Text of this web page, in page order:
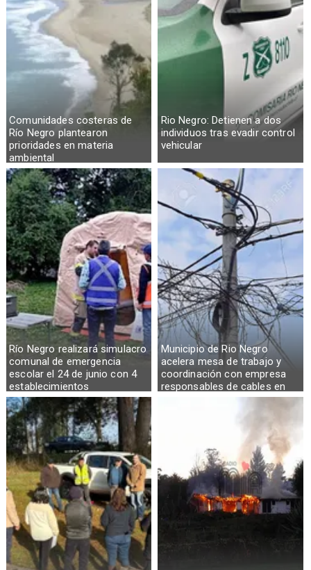
Comunidades costeras de
Río Negro plantearon
prioridades en materia
ambiental
Rio Negro: Detienen a dos
individuos tras evadir control
vehicular
Río Negro realizará simulacro
comunal de emergencia
escolar el 24 de junio con 4
establecimientos
Municipio de Rio Negro
acelera mesa de trabajo y
coordinación con empresa
responsables de cables en